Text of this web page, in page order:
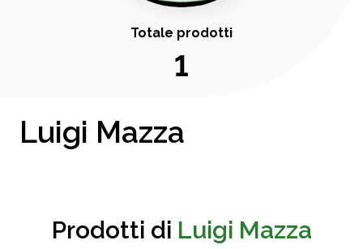
Totale prodotti
1
Luigi Mazza
Prodotti di Luigi Mazza